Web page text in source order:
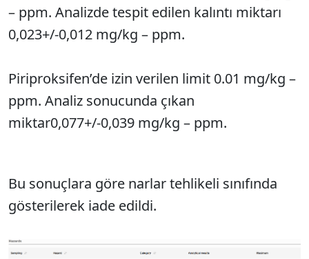
– ppm. Analizde tespit edilen kalıntı miktarı
0,023+/-0,012 mg/kg – ppm.
Piriproksifen’de izin verilen limit 0.01 mg/kg –
ppm. Analiz sonucunda çıkan
miktar0,077+/-0,039 mg/kg – ppm.
Bu sonuçlara göre narlar tehlikeli sınıfında
gösterilerek iade edildi.